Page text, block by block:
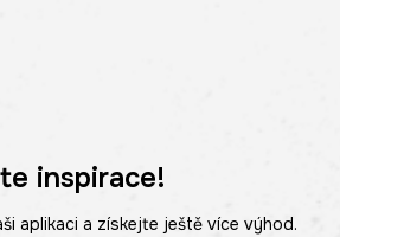
inspirace!
aplikaci a získejte ještě více výhod.